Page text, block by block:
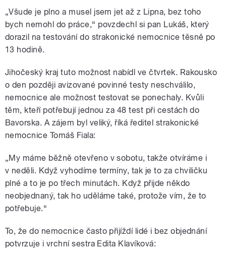
„Všude je plno a musel jsem jet až z Lipna, bez toho
bych nemohl do práce,“ povzdechl si pan Lukáš, který
dorazil na testování do strakonické nemocnice těsně po
13 hodině.
Jihočeský kraj tuto možnost nabídl ve čtvrtek. Rakousko
o den později avizované povinné testy neschválilo,
nemocnice ale možnost testovat se ponechaly. Kvůli
těm, kteří potřebují jednou za 48 test při cestách do
Bavorska. A zájem byl veliký, říká ředitel strakonické
nemocnice Tomáš Fiala:
„My máme běžně otevřeno v sobotu, takže otvíráme i
v neděli. Když vyhodíme termíny, tak je to za chviličku
plné a to je po třech minutách. Když přijde někdo
neobjednaný, tak ho uděláme také, protože vím, že to
potřebuje.“
To, že do nemocnice často přijíždí lidé i bez objednání
potvrzuje i vrchní sestra Edita Klavíková: